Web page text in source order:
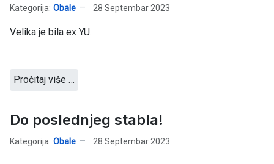
Kategorija: Obale 28 Septembar 2023
Velika je bila ex YU.
Pročitaj više …
Do poslednjeg stabla!
Kategorija: Obale 28 Septembar 2023